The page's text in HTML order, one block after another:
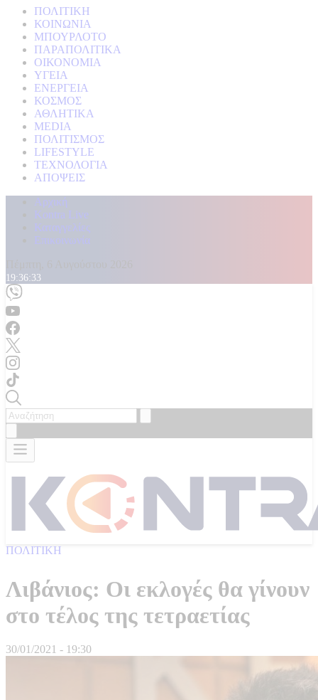
ΠΟΛΙΤΙΚΗ
ΚΟΙΝΩΝΙΑ
ΜΠΟΥΡΛΟΤΟ
ΠΑΡΑΠΟΛΙΤΙΚΑ
ΟΙΚΟΝΟΜΙΑ
ΥΓΕΙΑ
ΕΝΕΡΓΕΙΑ
ΚΟΣΜΟΣ
ΑΘΛΗΤΙΚΑ
MEDIA
ΠΟΛΙΤΙΣΜΟΣ
LIFESTYLE
ΤΕΧΝΟΛΟΓΙΑ
ΑΠΟΨΕΙΣ
Αρχική
Kontra Live
Καταγγελίες
Επικοινωνία
19:36:35
ΠΟΛΙΤΙΚΗ
Λιβάνιος: Οι εκλογές θα γίνουν
στο τέλος της τετραετίας
30/01/2021 - 19:30